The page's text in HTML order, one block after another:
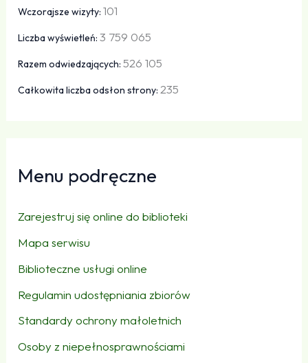
Wczorajsze wizyty:101
Liczba wyświetleń:3 759 065
Razem odwiedzających:526 105
Całkowita liczba odsłon strony:235
Menu podręczne
Zarejestruj się online do biblioteki
Mapa serwisu
Biblioteczne usługi online
Regulamin udostępniania zbiorów
Standardy ochrony małoletnich
Osoby z niepełnosprawnościami